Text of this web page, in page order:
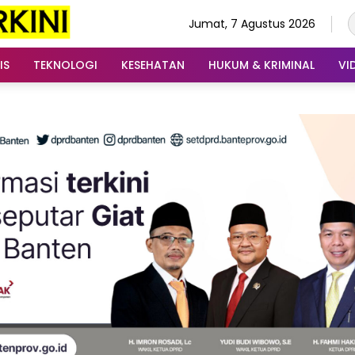
Jumat, 7 Agustus 2026
TEKNOLOGI KESEHATAN HUKUM & KRIMINAL